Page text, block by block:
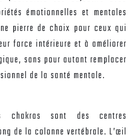
émotionnelles et mentales
pierre de choix pour ceux qui
force intérieure et à améliorer
sans pour autant remplacer
de la santé mentale.
chakras sont des centres
de la colonne vertébrale. L’œil